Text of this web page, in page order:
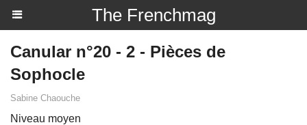
The Frenchmag
Canular n°20 - 2 - Pièces de
Sophocle
Sabine Chaouche
Niveau moyen